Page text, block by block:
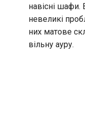
навісні
невеликі
них матове
вільну ауру.